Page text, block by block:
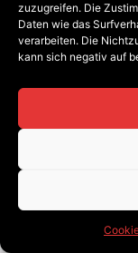
zuzugreifen. Die
Daten wie das
verarbeiten. Die
kann sich negativ auf